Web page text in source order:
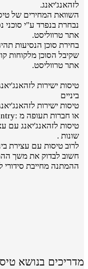
לזהאנג'יאנג.
השוואת המחירים של
נבחרת בנפרד ע"י סוכני
אתר טרווליסט.
בחירת סוכן הנסיעות
שקיבל הסוכן מלקוחות
אתר טרווליסט.
טיסות ישירות
ביניים
טיסות ישירות
או חברות תעופה מ :country.
טיסות לזהאנג'יאנג עם
שונות .
לרוב טיסות עם עצירת
חשוב לבדוק את משך
ההמתנה מחייבת סידורי
מדריכים בנושא